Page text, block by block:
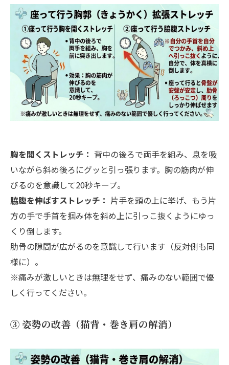
胸を開くストレッチ： 背中の後ろで両手を組み、息を吸
いながら斜め後ろにグッと引っ張ります。胸の筋肉が伸
びるのを意識して20秒キープ。
脇腹を伸ばすストレッチ： 片手を頭の上に挙げ、もう片
方の手で手首を掴み体を斜め上に引っこ抜くようにゆっ
くり倒します。
肋骨の隙間が広がるのを意識して行います（反対側も同
様に）。
※痛みが激しいときは無理をせず、痛みのない範囲で優
しく行ってください。
③ 姿勢の改善（猫背・巻き肩の解消）